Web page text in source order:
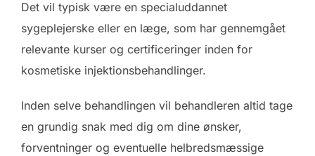
Det vil typisk være en specialuddannet
sygeplejerske eller en læge, som har gennemgået
relevante kurser og certificeringer inden for
kosmetiske injektionsbehandlinger.
Inden selve behandlingen vil behandleren altid tage
en grundig snak med dig om dine ønsker,
forventninger og eventuelle helbredsmæssige